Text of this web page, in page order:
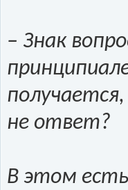
– Знак
не ответ?
В этом